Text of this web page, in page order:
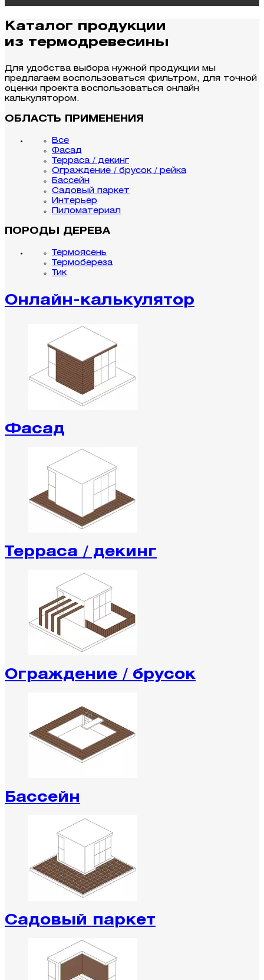
Каталог продукции
из термодревесины
Для удобства выбора нужной продукции мы
предлагаем воспользоваться фильтром, для точной
оценки проекта воспользоваться онлайн
калькулятором.
ОБЛАСТЬ ПРИМЕНЕНИЯ
Все
Фасад
Терраса / декинг
Ограждение / брусок / рейка
Бассейн
Садовый паркет
Интерьер
Пиломатериал
ПОРОДЫ ДЕРЕВА
Термоясень
Термобереза
Тик
Онлайн-калькулятор
Фасад
Терраса / декинг
Ограждение / брусок
Бассейн
Садовый паркет